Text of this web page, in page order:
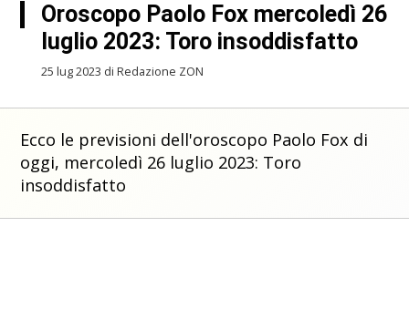
Oroscopo Paolo Fox mercoledì 26
luglio 2023: Toro insoddisfatto
25 lug 2023 di Redazione ZON
Ecco le previsioni dell'oroscopo Paolo Fox di
oggi, mercoledì 26 luglio 2023: Toro
insoddisfatto